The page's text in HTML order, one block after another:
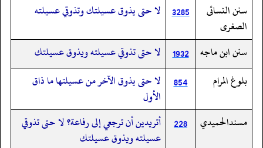
سنن النسائى
الصغرى
3285 لا حتى يذوق عسيلتك وتذوقي عسيلته
سنن ابن ماجه 1932
لا حتى تذوقي عسيلته ويذوق عسيلتك
بلوغ المرام
854
لا حتى يذوق الآخر من عسيلتها ما ذاق
الأول
مسندالحميدي
228
أتريدين أن ترجعي إلى رفاعة؟ لا حتى تذوقي
عسيلته ويذوق عسيلتك